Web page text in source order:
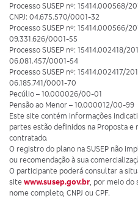
Processo SUSEP nº: 15414.000568/
CNPJ: 04.675.570/0001-32
Processo SUSEP nº: 15414.000566/
09.331.626/0001-55
Processo SUSEP nº: 15414.002418/
06.081.457/0001-54
Processo SUSEP nº: 15414.002417/
06.185.741/0001-70
Pecúlio – 10.000026/00-01
Pensão ao Menor – 10.000012/00-99
Este site contém informações
partes estão definidos na Proposta e
contratado.
O registro do plano na SUSEP não
ou recomendação à sua
O participante poderá consultar a
site www.susep.gov.br, por meio do
nome completo, CNPJ ou CPF.